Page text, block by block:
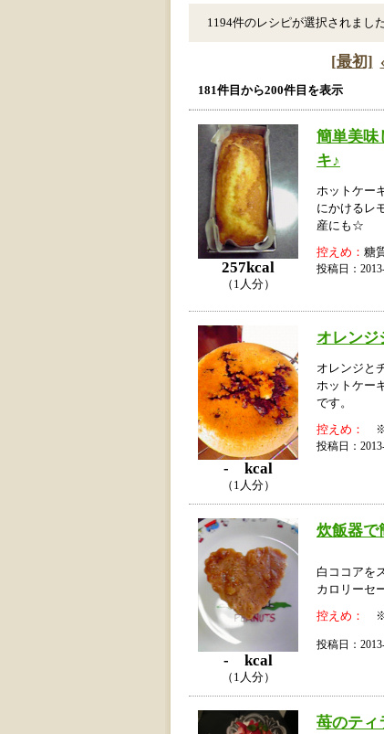
1194件のレシピが選択されました
[最初]
181件目から200件目を表示
257kcal
（1人分）
簡単美
キ♪
ホットケー
にかけるレ
産にも☆
控えめ： 糖
投稿日：
- kcal
（1人分）
オレンジ
オレンジと
ホットケー
です。
控えめ： ※
投稿日：
- kcal
（1人分）
炊飯器
白ココアを
カロリーセ
控えめ： ※
投稿日：
苺のティ